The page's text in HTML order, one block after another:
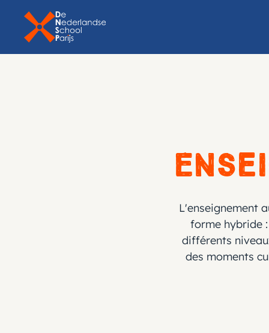
L'enseignement
forme hybride
différents
des moments